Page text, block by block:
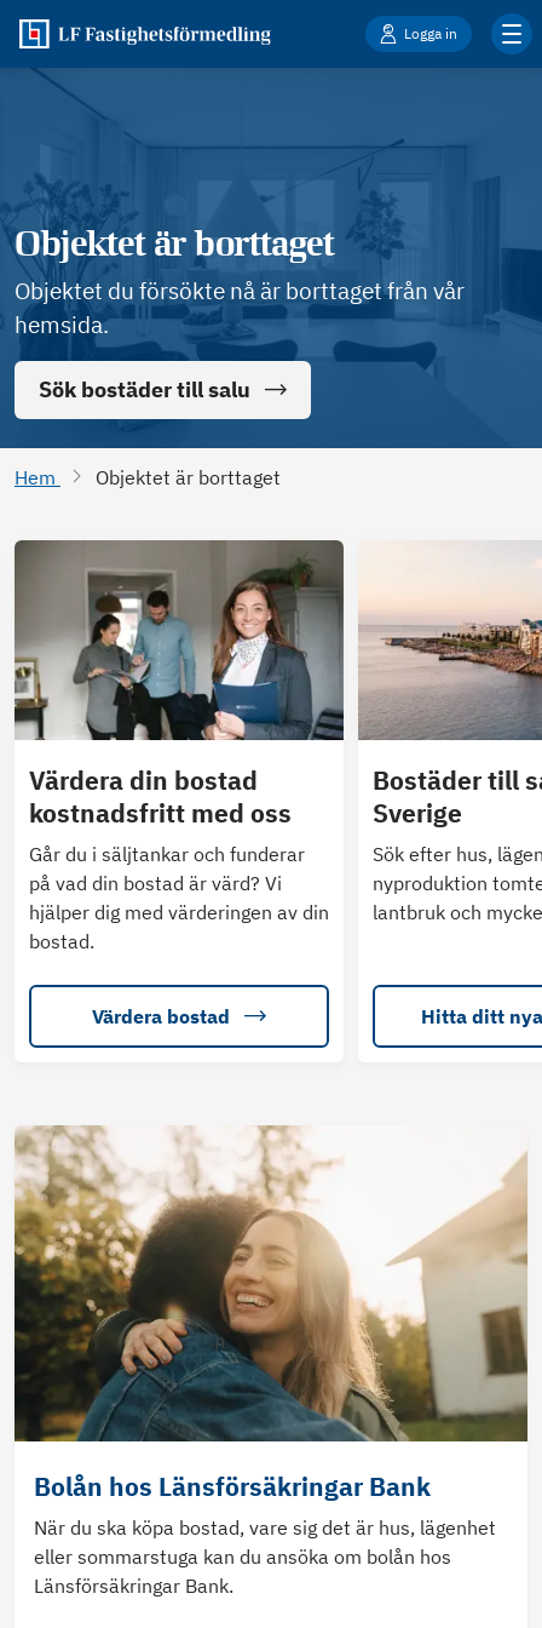
Logga in
Objektet är borttaget
Objektet du försökte nå är borttaget från vår
hemsida.
Sök bostäder till salu
Hem Objektet är borttaget
Värdera din bostad
kostnadsfritt med oss
Går du i säljtankar och funderar
på vad din bostad är värd? Vi
hjälper dig med värderingen av din
bostad.
Värdera bostad
Bostäder till
Sverige
Sök efter hus,
nyproduktion
lantbruk och
Hitta ditt
Bolån hos Länsförsäkringar Bank
När du ska köpa bostad, vare sig det är hus, lägenhet
eller sommarstuga kan du ansöka om bolån hos
Länsförsäkringar Bank.